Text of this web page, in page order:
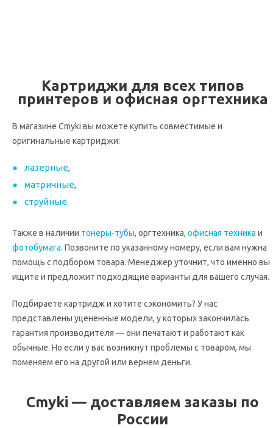
Картриджи для всех типов
принтеров и офисная оргтехника
В магазине Cmyki вы можете купить совместимые и
оригинальные картриджи:
лазерные,
матричные,
струйные.
Также в наличии тонеры-тубы, оргтехника, офисная техника и
фотобумага. Позвоните по указанному номеру, если вам нужна
помощь с подбором товара. Менеджер уточнит, что именно вы
ищите и предложит подходящие варианты для вашего случая.
Подбираете картридж и хотите сэкономить? У нас
представлены уцененные модели, у которых закончилась
гарантия производителя — они печатают и работают как
обычные. Но если у вас возникнут проблемы с товаром, мы
поменяем его на другой или вернем деньги.
Cmyki — доставляем заказы по
России